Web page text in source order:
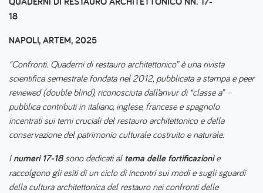
18
NAPOLI, ARTEM, 2025
“Confronti. Quaderni di restauro architettonico” è una rivista
scientifica semestrale fondata nel 2012, pubblicata a stampa e peer
reviewed (double blind), riconosciuta dall’anvur di “classe a” –
pubblica contributi in italiano, inglese, francese e spagnolo
incentrati sui temi cruciali del restauro architettonico e della
conservazione del patrimonio culturale costruito e naturale.
I numeri 17-18sono dedicati al tema delle fortificazionie
raccolgono gli esiti di un ciclo di incontri sui modi e sugli sguardi
della cultura architettonica del restauro nei confronti delle